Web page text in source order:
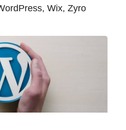
Wix, Zyro